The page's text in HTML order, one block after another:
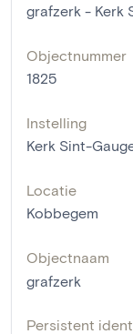
grafzerk - Kerk
Objectnummer
1825
Instelling
Kerk Sint-
Locatie
Kobbegem
Objectnaam
grafzerk
Persistent